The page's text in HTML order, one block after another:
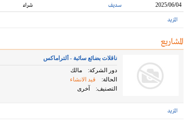
2025/06/04
سديف شراء
المزيد
المشاريع
ناقلات بضائع سائبة - ألتراماكس
دور الشركة:
مالك
الحالة:
قيد الانشاء
التصنيف:
آخرى
المزيد